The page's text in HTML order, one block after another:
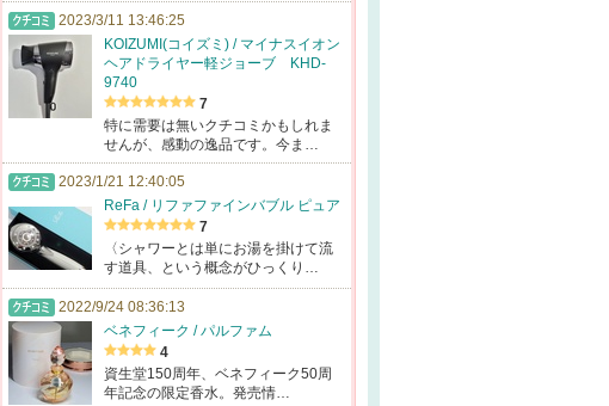
2023/3/11 13:46:25
KOIZUMI(コイズミ) / マイナスイオン
ヘアドライヤー軽ジョーブ KHD-
9740
7
特に需要は無いクチコミかもしれま
せんが、感動の逸品です。今ま…
2023/1/21 12:40:05
ReFa / リファファインバブル ピュア
7
〈シャワーとは単にお湯を掛けて流
す道具、という概念がひっくり…
2022/9/24 08:36:13
ベネフィーク / パルファム
4
資生堂150周年、ベネフィーク50周
年記念の限定香水。発売情…